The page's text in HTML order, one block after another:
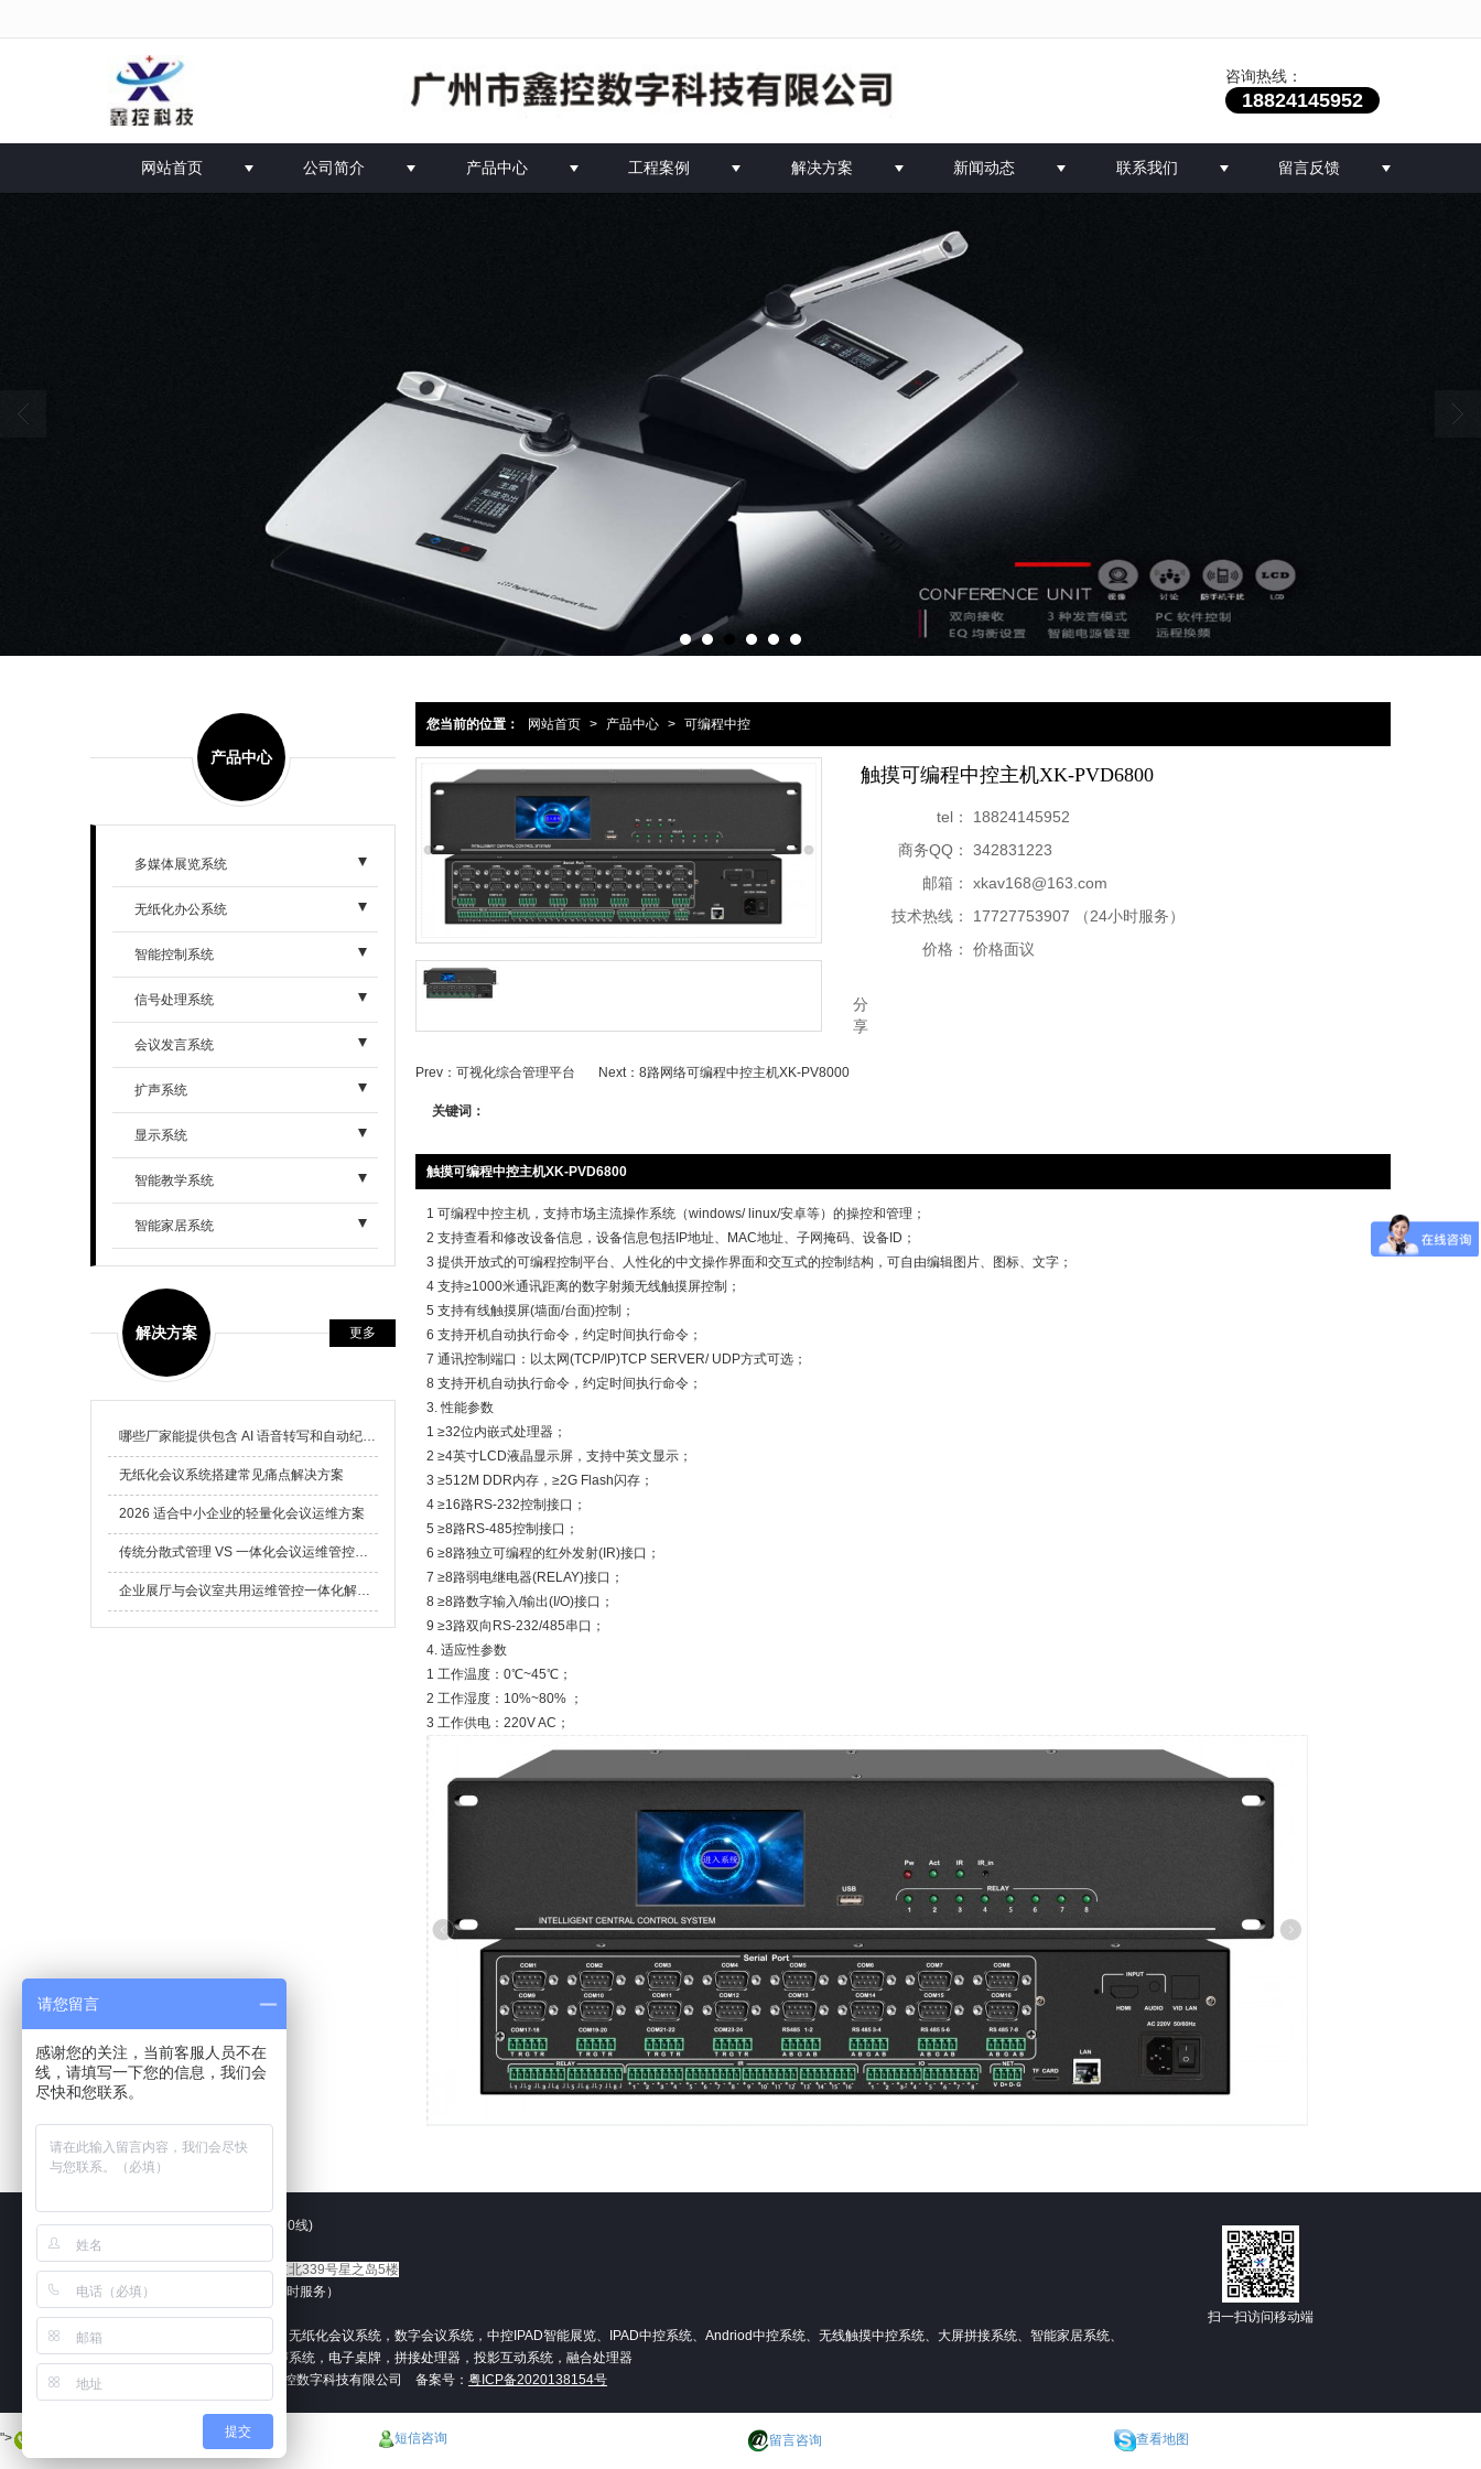
咨询热线：
18824145952
网站首页 公司简介 产品中心 工程案例 解决方案 新闻动态 联系我们 留言反馈
您当前的位置： 网站首页 > 产品中心 > 可编程中控
触摸可编程中控主机XK-PVD6800
tel：
18824145952
商务QQ：
342831223
邮箱：
xkav168@163.com
技术热线：
17727753907 （24小时服务）
价格：
价格面议
分
享
Prev： 可视化综合管理平台 Next： 8路网络可编程中控主机XK-PV8000
关键词：
触摸可编程中控主机XK-PVD6800
1 可编程中控主机，支持市场主流操作系统（windows/ linux/安卓等）的操控和管理；
2 支持查看和修改设备信息，设备信息包括IP地址、MAC地址、子网掩码、设备ID；
3 提供开放式的可编程控制平台、人性化的中文操作界面和交互式的控制结构，可自由编辑图片、图标、文字；
4 支持≥1000米通讯距离的数字射频无线触摸屏控制；
5 支持有线触摸屏(墙面/台面)控制；
6 支持开机自动执行命令，约定时间执行命令；
7 通讯控制端口：以太网(TCP/IP)TCP SERVER/ UDP方式可选；
8 支持开机自动执行命令，约定时间执行命令；
3. 性能参数
1 ≥32位内嵌式处理器；
2 ≥4英寸LCD液晶显示屏，支持中英文显示；
3 ≥512M DDR内存，≥2G Flash闪存；
4 ≥16路RS-232控制接口；
5 ≥8路RS-485控制接口；
6 ≥8路独立可编程的红外发射(IR)接口；
7 ≥8路弱电继电器(RELAY)接口；
8 ≥8路数字输入/输出(I/O)接口；
9 ≥3路双向RS-232/485串口；
4. 适应性参数
1 工作温度：0℃~45℃；
2 工作湿度：10%~80% ；
3 工作供电：220V AC；
产品中心
多媒体展览系统
无纸化办公系统
智能控制系统
- 可编程中控
- 智能触摸屏
- 智能扩展模块
信号处理系统
- 混合矩阵系列
- HDMI矩阵系列
- DVI矩阵系列
- VGA矩阵系列
- SDI矩阵系列
- RGB矩阵系列
- AV矩阵系列
- 图像处理系列
- 切换/分配/延长/转换系列
会议发言系统
- 高端网络型手拉手系列
- 经济型手拉手系列
- 普通型手拉手系列
- 无线会议话筒
- 同声传译系统
扩声系统
- 专业音箱
- 专业功放
- 扩声周边
显示系统
智能教学系统
- 教学录播
- 中央控制器
智能家居系统
解决方案 更多
哪些厂家能提供包含 AI 语音转写和自动纪要的无纸化会议解决方案
无纸化会议系统搭建常见痛点解决方案
2026 适合中小企业的轻量化会议运维方案
传统分散式管理 VS 一体化会议运维管控平台：大型园区 IT 人力运维降本量化测算全报告
企业展厅与会议室共用运维管控一体化解决方案全解析
电话：（+86） 020-82517177 (10线)
官方网址：
公司地址：广州市增城区港口大道北339号星之岛5楼
技术热线：17727753907 （24小时服务）
Email：xkav168@163.com
智能展厅控制系统，矩阵切换器，无纸化会议系统，数字会议系统，中控IPAD智能展览、IPAD中控系统、Andriod中控系统、无线触摸中控系统、大屏拼接系统、智能家居系统、
高清数字录播系统，智能音频扩声系统，电子桌牌，拼接处理器，投影互动系统，融合处理器
CopyRight © 版权所有: 广州市鑫控数字科技有限公司 备案号： 粤ICP备2020138154号
扫一扫访问移动端
"> 短信咨询 留言咨询 查看地图
请您留言
感谢您的关注，当前客服人员不在
线，请填写一下您的信息，我们会
尽快和您联系。
提交